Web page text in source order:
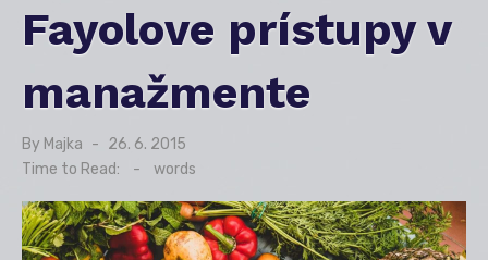
Fayolove prístupy v
manažmente
By Majka
Posted
on
26. 6. 2015
Time to Read:
- words